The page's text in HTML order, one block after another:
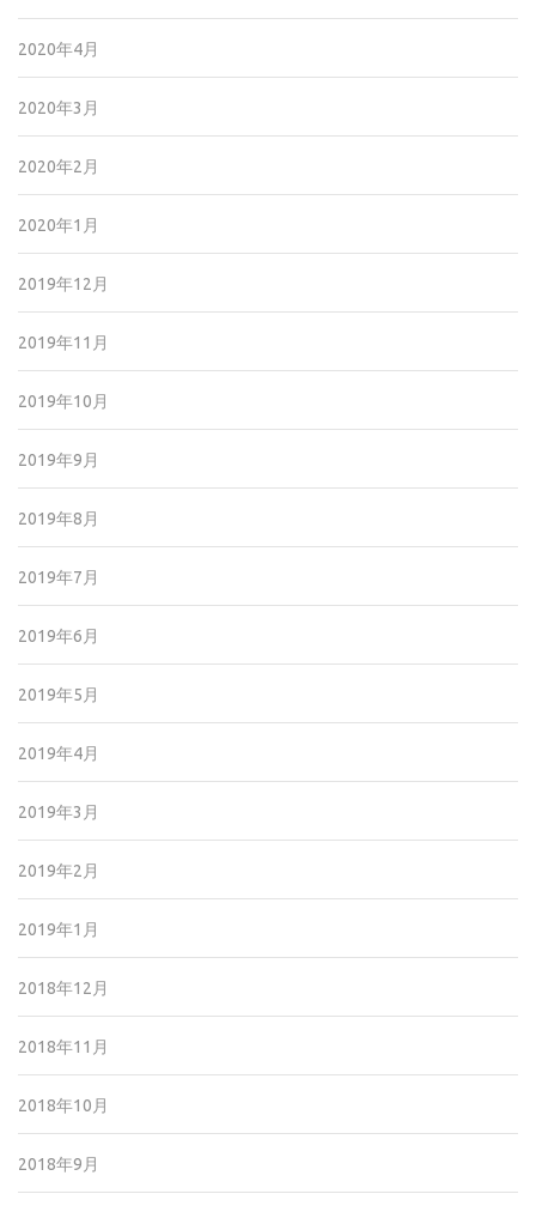
2020年4月
2020年3月
2020年2月
2020年1月
2019年12月
2019年11月
2019年10月
2019年9月
2019年8月
2019年7月
2019年6月
2019年5月
2019年4月
2019年3月
2019年2月
2019年1月
2018年12月
2018年11月
2018年10月
2018年9月